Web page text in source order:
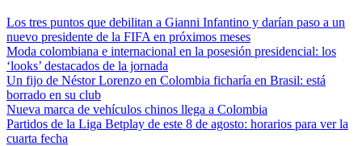
Los tres puntos que debilitan a Gianni Infantino y darían paso a un
nuevo presidente de la FIFA en próximos meses
Moda colombiana e internacional en la posesión presidencial: los
‘looks’ destacados de la jornada
Un fijo de Néstor Lorenzo en Colombia ficharía en Brasil: está
borrado en su club
Nueva marca de vehículos chinos llega a Colombia
Partidos de la Liga Betplay de este 8 de agosto: horarios para ver la
cuarta fecha